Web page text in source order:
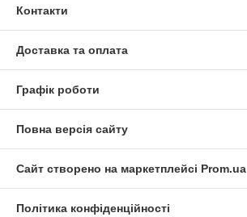
Контакти
Доставка та оплата
Графік роботи
Повна версія сайту
Сайт створено на маркетплейсі Prom.ua
Політика конфіденційності